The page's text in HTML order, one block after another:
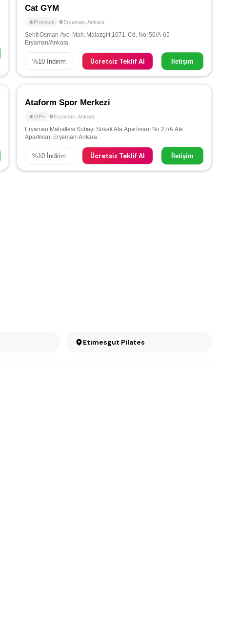
Cat GYM
Premium Eryaman Ankara
Şehit Osman Avcı Mah. Malazgirt 1071. Cd. No: 50/A-65
Eryaman/Ankara
%10 İndirim Ücretsiz Teklif Al İletişim
Ataform Spor Merkezi
VIP+ Eryaman Ankara
Eryaman Mahallesi Subaşı Sokak Ata Apartmanı No:27/A Ata
Apartmanı Eryaman-Ankara
%10 İndirim Ücretsiz Teklif Al İletişim
Etimesgut Pilates